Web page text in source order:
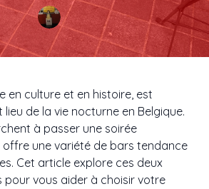
en culture et en histoire, est
de la vie nocturne en Belgique.
à passer une soirée
offre une variété de bars tendance
Cet article explore ces deux
pour vous aider à choisir votre